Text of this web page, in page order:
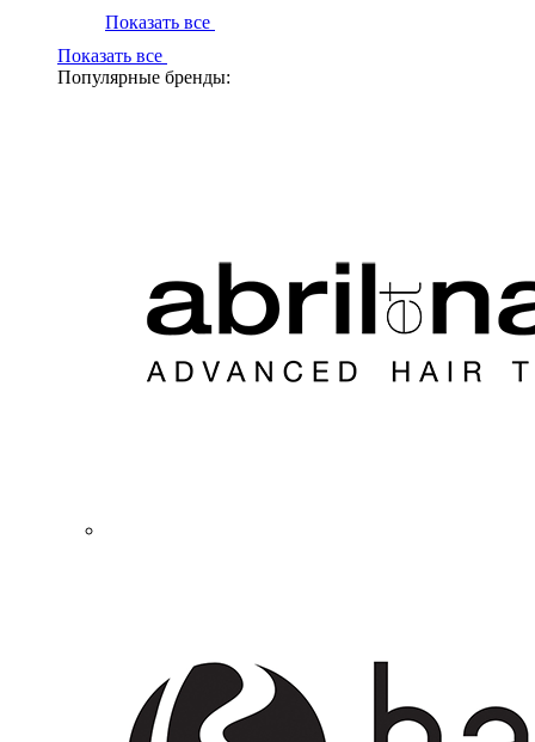
Показать все
Показать все
Популярные бренды: